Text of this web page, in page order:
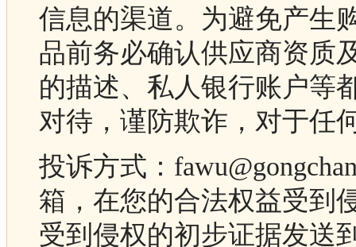
信息的渠道。为避免产生
品前务必确认供应商资质
的描述、私人银行账户等
对待，谨防欺诈，对于任
投诉方式：
箱，在您的合法权益受到
受到侵权的初步证据发送